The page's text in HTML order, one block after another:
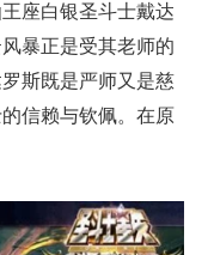
座白银圣斗士戴达
暴正是受其老师的
斯既是严师又是慈
信赖与钦佩。在原